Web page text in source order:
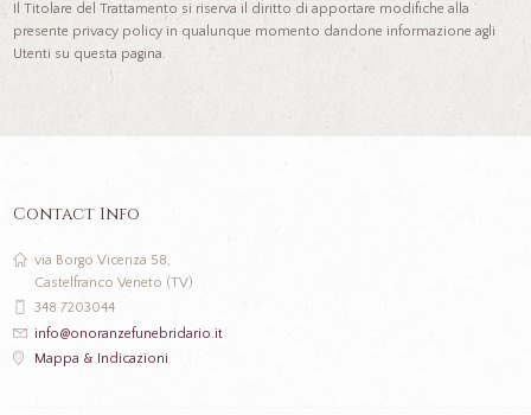
Il Titolare del Trattamento si riserva il diritto di apportare modifiche alla
presente privacy policy in qualunque momento dandone informazione agli
Utenti su questa pagina.
Contact Info
via Borgo Vicenza 58,
Castelfranco Veneto (TV)
348 7203044
info@onoranzefunebridario.it
Mappa & Indicazioni